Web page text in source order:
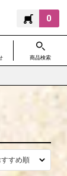
0
商品検索
すすめ順